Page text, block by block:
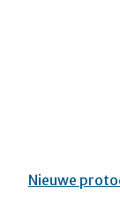
Bericht
Nieuwe